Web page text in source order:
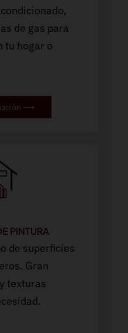
de gas para
tu hogar o
⟶
PINTURA
de superficies
Gran
texturas